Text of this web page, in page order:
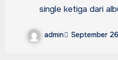
single ketiga dari
admin September